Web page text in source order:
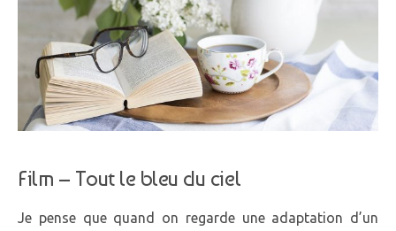
Film – Tout le bleu du ciel
Je pense que quand on regarde une adaptation d’un